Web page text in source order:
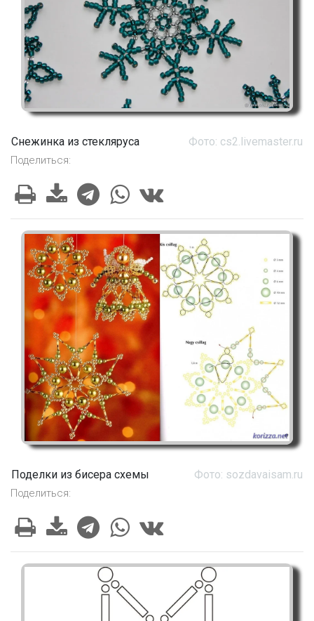
Снежинка из стекляруса Фото: cs2.livemaster.ru
Поделиться:
Поделки из бисера схемы Фото: sozdavaisam.ru
Поделиться: